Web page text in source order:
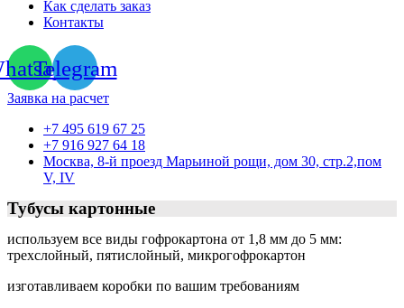
Как сделать заказ
Контакты
Telegram
Заявка на расчет
+7 495 619 67 25
+7 916 927 64 18
Москва, 8-й проезд Марьиной рощи, дом 30, стр.2,пом
V, IV
Тубусы картонные
используем все виды гофрокартона от 1,8 мм до 5 мм:
трехслойный, пятислойный, микрогофрокартон
изготавливаем коробки по вашим требованиям